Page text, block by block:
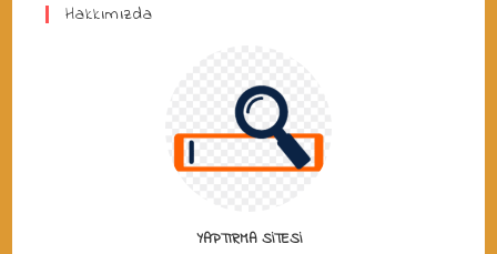
Hakkımızda
YAPTIRMA SITESI